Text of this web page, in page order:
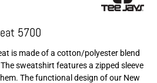
5700
is made of a cotton/polyester blend
sweatshirt features a zipped sleeve
The functional design of our New